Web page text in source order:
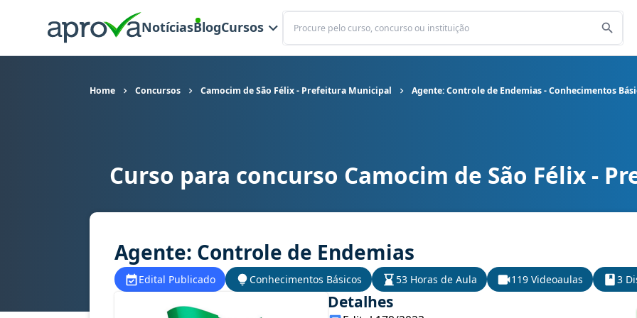
NotíciasBlogCursos
Buscar
Home Concursos Camocim de São Félix - Prefeitura Municipal Agente: Controle de Endemias - Conhecimentos
Curso para concurso Camocim de São Félix - Prefeitura Municipal cargo Agente: Controle de Endemias -
Curso para concurso Camocim de São Félix -
Agente: Controle de Endemias
Edital Publicado Conhecimentos Básicos 53 Horas de Aula 119 Videoaulas 3
Detalhes